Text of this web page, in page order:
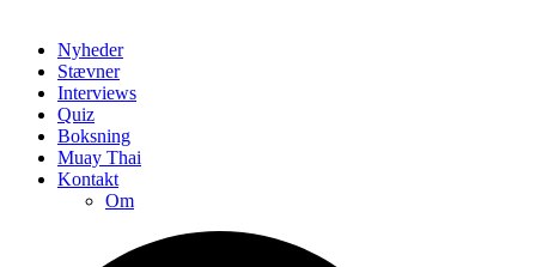
Nyheder
Stævner
Interviews
Quiz
Boksning
Muay Thai
Kontakt
Om